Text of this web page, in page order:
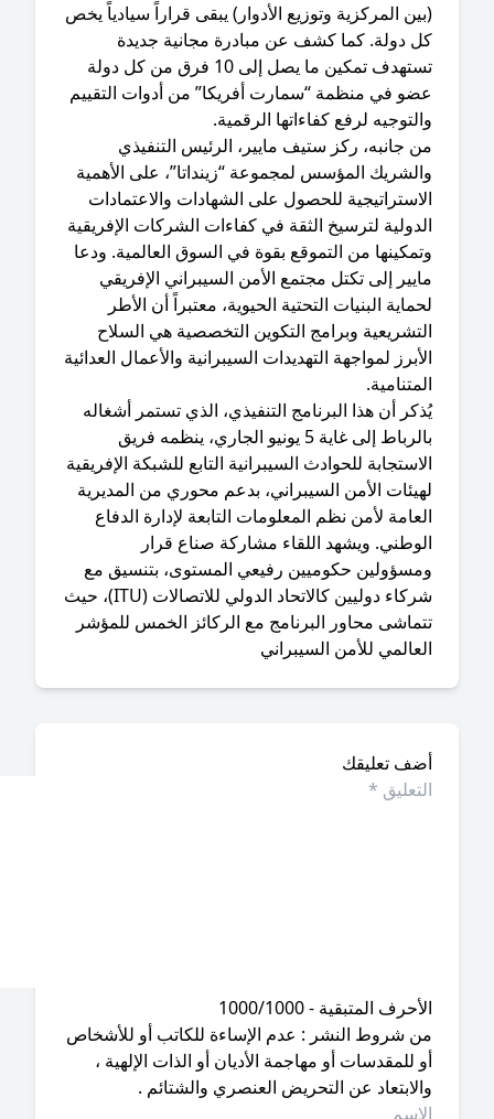
المركزية وتوزيع الأدوار) يبقى قراراً سيادياً يخص
دولة. كما كشف عن مبادرة مجانية جديدة
تستهدف تمكين ما يصل إلى 10 فرق من كل دولة
في منظمة “سمارت أفريكا” من أدوات التقييم
لرفع كفاءاتها الرقمية.
جانبه، ركز ستيف مايير، الرئيس التنفيذي
المؤسس لمجموعة “زينداتا”، على الأهمية
للحصول على الشهادات والاعتمادات
لترسيخ الثقة في كفاءات الشركات الإفريقية
من التموقع بقوة في السوق العالمية. ودعا
إلى تكتل مجتمع الأمن السيبراني الإفريقي
البنيات التحتية الحيوية، معتبراً أن الأطر
وبرامج التكوين التخصصية هي السلاح
لمواجهة التهديدات السيبرانية والأعمال العدائية
أن هذا البرنامج التنفيذي، الذي تستمر أشغاله
بالرباط إلى غاية 5 يونيو الجاري، ينظمه فريق
للحوادث السيبرانية التابع للشبكة الإفريقية
الأمن السيبراني، بدعم محوري من المديرية
لأمن نظم المعلومات التابعة لإدارة الدفاع
ويشهد اللقاء مشاركة صناع قرار
حكوميين رفيعي المستوى، بتنسيق مع
شركاء دوليين كالاتحاد الدولي للاتصالات (ITU)، حيث
محاور البرنامج مع الركائز الخمس للمؤشر
للأمن السيبراني
تعليقك
المتبقية - 1000/1000
شروط النشر : عدم الإساءة للكاتب أو للأشخاص
للمقدسات أو مهاجمة الأديان أو الذات الإلهية ،
عن التحريض العنصري والشتائم .